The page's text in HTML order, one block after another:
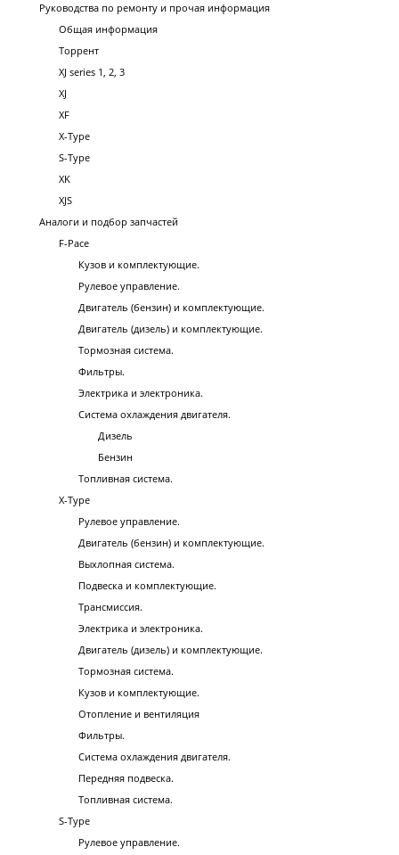
Руководства по ремонту и прочая информация
Общая информация
Торрент
XJ series 1, 2, 3
XJ
XF
X-Type
S-Type
XK
XJS
Аналоги и подбор запчастей
F-Pace
Кузов и комплектующие.
Рулевое управление.
Двигатель (бензин) и комплектующие.
Двигатель (дизель) и комплектующие.
Тормозная система.
Фильтры.
Электрика и электроника.
Система охлаждения двигателя.
Дизель
Бензин
Топливная система.
X-Type
Рулевое управление.
Двигатель (бензин) и комплектующие.
Выхлопная система.
Подвеска и комплектующие.
Трансмиссия.
Электрика и электроника.
Двигатель (дизель) и комплектующие.
Тормозная система.
Кузов и комплектующие.
Отопление и вентиляция
Фильтры.
Система охлаждения двигателя.
Передняя подвеска.
Топливная система.
S-Type
Рулевое управление.